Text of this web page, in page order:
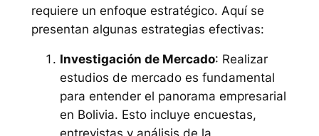
requiere un enfoque estratégico. Aquí se
presentan algunas estrategias efectivas:
Investigación de Mercado: Realizar
estudios de mercado es fundamental
para entender el panorama empresarial
en Bolivia. Esto incluye encuestas,